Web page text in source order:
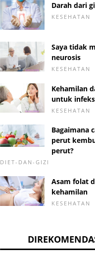
Darah dari
KESEHATAN
Saya tidak
neurosis
KESEHATAN
Kehamilan
untuk
KESEHATAN
Bagaimana
perut
perut?
DIET-DAN-GIZI
Asam folat
kehamilan
KESEHATAN